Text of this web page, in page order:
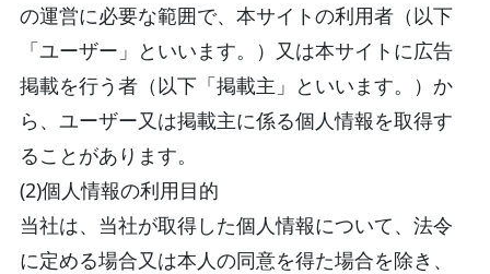
の運営に必要な範囲で、本サイトの利用者（以下
「ユーザー」といいます。）又は本サイトに広告
掲載を行う者（以下「掲載主」といいます。）か
ら、ユーザー又は掲載主に係る個人情報を取得す
ることがあります。
(2)個人情報の利用目的
当社は、当社が取得した個人情報について、法令
に定める場合又は本人の同意を得た場合を除き、